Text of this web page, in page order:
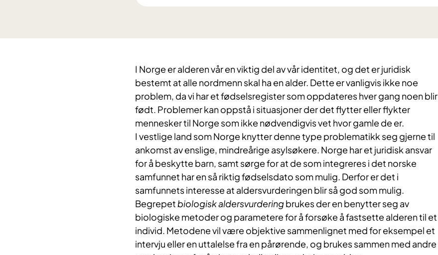
I Norge er alderen vår en viktig del av vår identitet, og det er juridisk
bestemt at alle nordmenn skal ha en alder. Dette er vanligvis ikke noe
problem, da vi har et fødselsregister som oppdateres hver gang noen blir
født. Problemer kan oppstå i situasjoner der det flytter eller flykter
mennesker til Norge som ikke nødvendigvis vet hvor gamle de er.
I vestlige land som Norge knytter denne type problematikk seg gjerne til
ankomst av enslige, mindreårige asylsøkere. Norge har et juridisk ansvar
for å beskytte barn, samt sørge for at de som integreres i det norske
samfunnet har en så riktig fødselsdato som mulig. Derfor er det i
samfunnets interesse at aldersvurderingen blir så god som mulig.
Begrepet biologisk aldersvurderingbrukes der en benytter seg av
biologiske metoder og parametere for å forsøke å fastsette alderen til et
individ. Metodene vil være objektive sammenlignet med for eksempel et
intervju eller en uttalelse fra en pårørende, og brukes sammen med andre